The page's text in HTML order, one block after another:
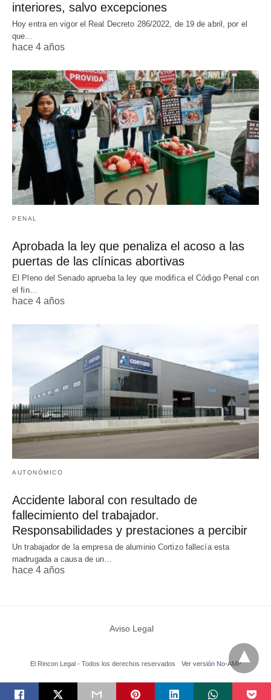
interiores, salvo excepciones
Hoy entra en vigor el Real Decreto 286/2022, de 19 de abril, por el
que…
hace 4 años
PENAL
Aprobada la ley que penaliza el acoso a las
puertas de las clínicas abortivas
El Pleno del Senado aprueba la ley que modifica el Código Penal con
el fin…
hace 4 años
AUTONÓMICO
Accidente laboral con resultado de
fallecimiento del trabajador.
Responsabilidades y prestaciones a percibir
Un trabajador de la empresa de aluminio Cortizo fallecía esta
madrugada a causa de un…
hace 4 años
Aviso Legal
El Rincon Legal - Todos los derechos reservados Ver versión No-AMP